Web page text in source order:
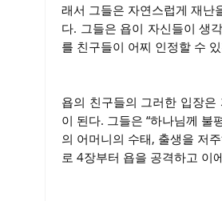
래서 그들은 자연스럽게 재난
다. 그들은 욥이 자신들이 생
를 친구들이 어찌 인정할 수
욥의 친구들의 그러한 입장
이 된다. 그들은 “하나님께 불
의 어머니의 수태, 출생을 저
로 4장부터 욥을 공격하고 이